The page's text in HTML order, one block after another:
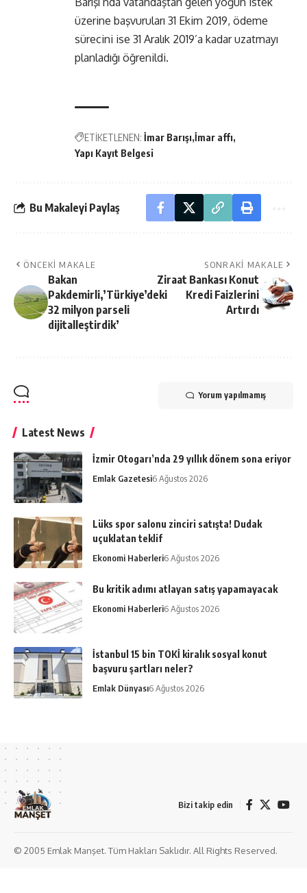
üzerine başvuruları 31 Ekim 2019, ödeme
sürecini ise 31 Aralık 2019’a kadar uzatmayı
planladığı öğrenildi.
ETİKETLENEN: İmar Barışı İmar affı
Yapı Kayıt Belgesi
Bu Makaleyi Paylaş
ÖNCEKI MAKALE
Bakan
Pakdemirli,’Türkiye’deki
32 milyon parseli
dijitalleştirdik’
SONRAKI MAKALE
Ziraat Bankası Konut
Kredi Faizlerini
Artırdı
Yorum yapılmamış
Latest News
İzmir Otogarı’nda 29 yıllık dönem sona eriyor
Emlak Gazetesi6 Ağustos 2026
Lüks spor salonu zinciri satışta! Dudak
uçuklatan teklif
Ekonomi Haberleri6 Ağustos 2026
Bu kritik adımı atlayan satış yapamayacak
Ekonomi Haberleri6 Ağustos 2026
İstanbul 15 bin TOKİ kiralık sosyal konut
başvuru şartları neler?
Emlak Dünyası6 Ağustos 2026
Bizi takip edin
© 2005 Emlak Manşet. Tüm Hakları Saklıdır. All Rights Reserved.